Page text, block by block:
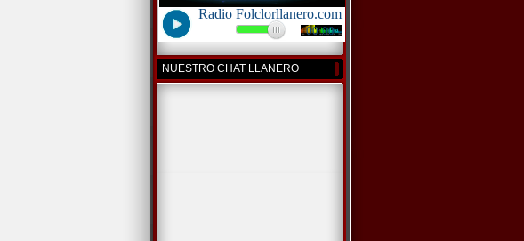
NUESTRO CHAT LLANERO